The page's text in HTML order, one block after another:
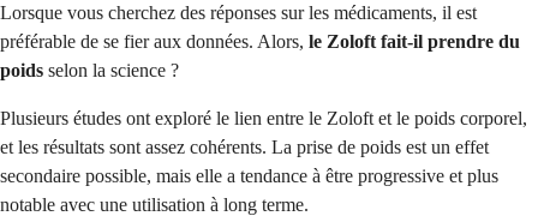
Lorsque vous cherchez des réponses sur les médicaments, il est
préférable de se fier aux données. Alors, le Zoloft fait-il prendre du
poids selon la science ?
Plusieurs études ont exploré le lien entre le Zoloft et le poids corporel,
et les résultats sont assez cohérents. La prise de poids est un effet
secondaire possible, mais elle a tendance à être progressive et plus
notable avec une utilisation à long terme.